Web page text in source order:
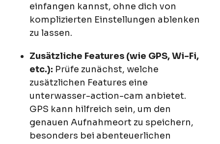
einfangen kannst, ohne dich von
komplizierten Einstellungen ablenken
zu lassen.
Zusätzliche Features (wie GPS, Wi-Fi,
etc.): Prüfe zunächst, welche
zusätzlichen Features eine
unterwasser-action-cam anbietet.
GPS kann hilfreich sein, um den
genauen Aufnahmeort zu speichern,
besonders bei abenteuerlichen